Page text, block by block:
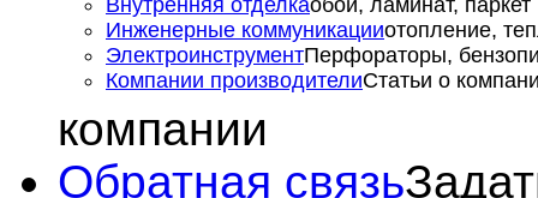
Внутренняя отделкаобои, ламинат, паркет
Инженерные коммуникацииотопление,
ЭлектроинструментПерфораторы,
Компании производителиСтатьи о
компании
Обратная связь